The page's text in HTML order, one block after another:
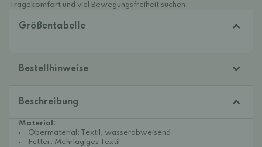
Tragekomfort und viel Bewegungsfreiheit suchen.
Größentabelle
Bestellhinweise
Beschreibung
Material:
Obermaterial: Textil, wasserabweisend
Futter: Mehrlagiges Textil